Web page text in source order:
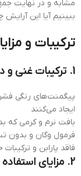
مشابه و در نهایت
ببینیم آیا این
ترکیبات و
1. ترکیبات غنی و درخشان
پیگمنت‌های رنگی
ایجاد می‌کنند
بافت نرم و کرمی که
فرمول وگان و بدون
فاقد پارابن و
2. مزایای استفاده از سایه 4 رنگ شیگلم مدل Higher Self